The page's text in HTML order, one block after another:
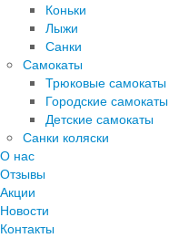
Коньки
Лыжи
Санки
Самокаты
Трюковые самокаты
Городские самокаты
Детские самокаты
Санки коляски
О нас
Отзывы
Акции
Новости
Контакты